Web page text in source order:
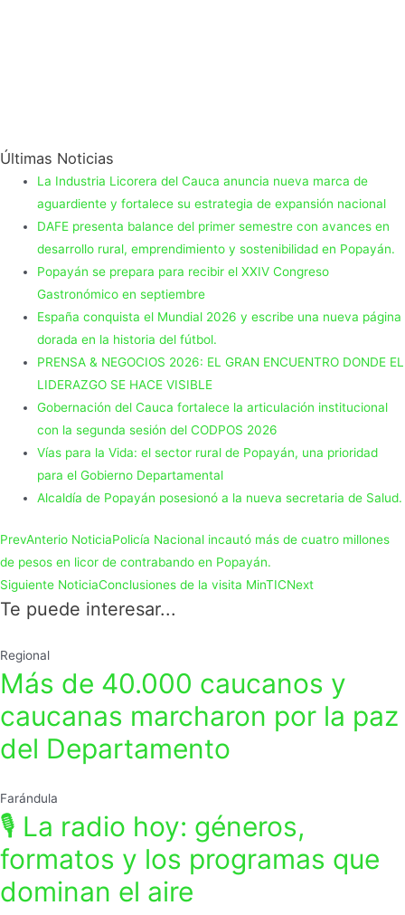
Últimas Noticias
La Industria Licorera del Cauca anuncia nueva marca de
aguardiente y fortalece su estrategia de expansión nacional
DAFE presenta balance del primer semestre con avances en
desarrollo rural, emprendimiento y sostenibilidad en Popayán.
Popayán se prepara para recibir el XXIV Congreso
Gastronómico en septiembre
España conquista el Mundial 2026 y escribe una nueva página
dorada en la historia del fútbol.
PRENSA & NEGOCIOS 2026: EL GRAN ENCUENTRO DONDE EL
LIDERAZGO SE HACE VISIBLE
Gobernación del Cauca fortalece la articulación institucional
con la segunda sesión del CODPOS 2026
Vías para la Vida: el sector rural de Popayán, una prioridad
para el Gobierno Departamental
Alcaldía de Popayán posesionó a la nueva secretaria de Salud.
PrevAnterio NoticiaPolicía Nacional incautó más de cuatro millones
de pesos en licor de contrabando en Popayán.
Siguiente NoticiaConclusiones de la visita MinTICNext
Te puede interesar...
Regional
Más de 40.000 caucanos y
caucanas marcharon por la paz
del Departamento
Farándula
🎙️ La radio hoy: géneros,
formatos y los programas que
dominan el aire